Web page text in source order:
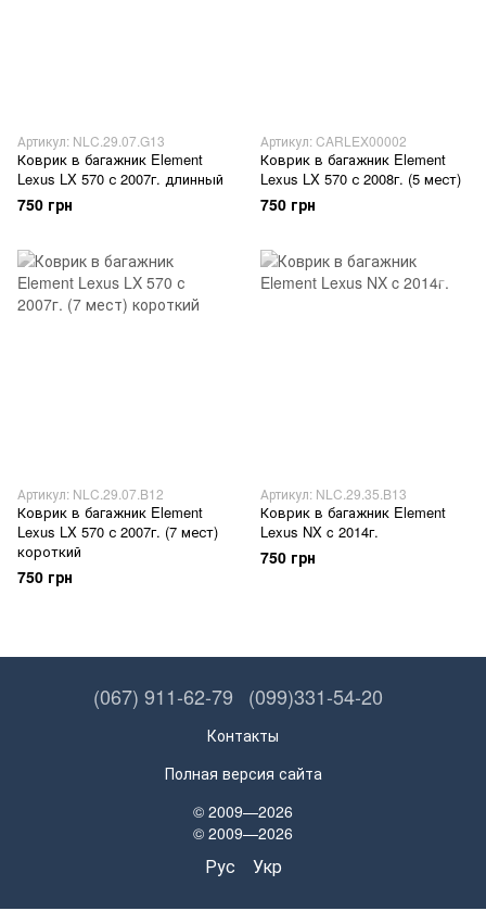
Артикул: NLC.29.07.G13
Коврик в багажник Element
Lexus LX 570 с 2007г. длинный
750 грн
Артикул: CARLEX00002
Коврик в багажник Element
Lexus LX 570 с 2008г. (5 мест)
750 грн
Артикул: NLC.29.07.B12
Коврик в багажник Element
Lexus LX 570 с 2007г. (7 мест)
короткий
750 грн
Артикул: NLC.29.35.B13
Коврик в багажник Element
Lexus NX c 2014г.
750 грн
(067) 911-62-79 (099)331-54-20
Контакты
Полная версия сайта
© 2009—2026
© 2009—2026
Рус Укр